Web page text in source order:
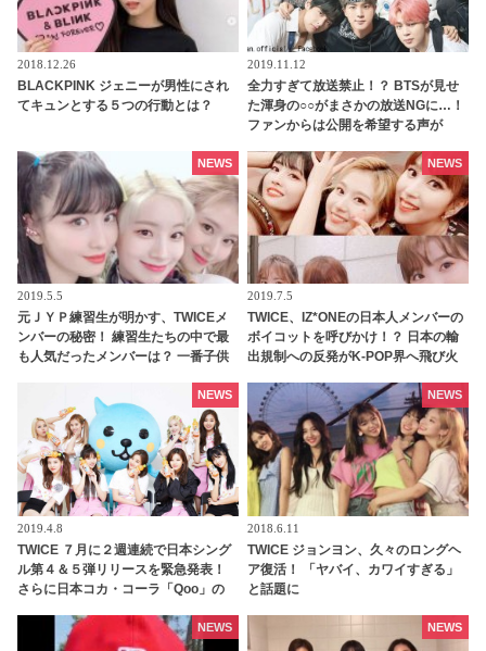
2018.12.26
BLACKPINK ジェニーが男性にされ
てキュンとする５つの行動とは？
2019.11.12
全力すぎて放送禁止！？ BTSが見せ
た渾身の○○がまさかの放送NGに…！
ファンからは公開を希望する声が
おふざけにほっこり
2019.5.5
元ＪＹＰ練習生が明かす、TWICEメ
ンバーの秘密！ 練習生たちの中で最
も人気だったメンバーは？ 一番子供
NEWS
2019.7.5
TWICE、IZ*ONEの日本人メンバーの
ボイコットを呼びかけ！？ 日本の輸
出規制への反発がK-POP界へ飛び火
NEWS
2019.4.8
TWICE ７月に２週連続で日本シング
ル第４＆５弾リリースを緊急発表！
さらに日本コカ・コーラ「Qoo」の
NEWS
2018.6.11
TWICE ジョンヨン、久々のロングヘ
ア復活！ 「ヤバイ、カワイすぎる」
と話題に
NEWS
NEWS NEWS